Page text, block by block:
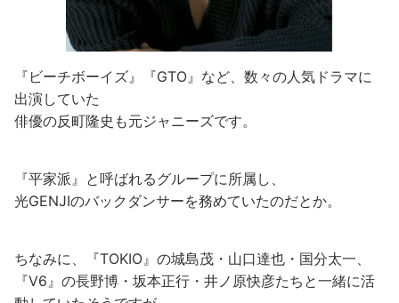
『ビーチボーイズ』『GTO』など、数々の人気ドラマに
出演していた
俳優の反町隆史も元ジャニーズです。
『平家派』と呼ばれるグループに所属し、
光GENJIのバックダンサーを務めていたのだとか。
ちなみに、『TOKIO』の城島茂・山口達也・国分太一、
『V6』の長野博・坂本正行・井ノ原快彦たちと一緒に活